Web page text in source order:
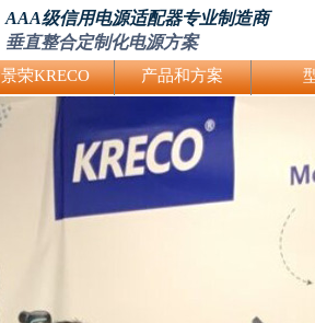
AAA级信用电源适配器专业制造商
垂直整合定制化电源方案
景荣KRECO 产品和方案